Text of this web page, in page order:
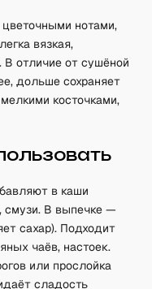
нотами,
вязкая,
отличие от сушёной
дольше сохраняет
косточками,
в каши
смузи. В выпечке —
сахар). Подходит
чаёв, настоек.
или прослойка
сладость